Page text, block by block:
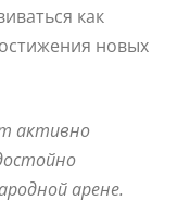
как
новых
активно
арене.